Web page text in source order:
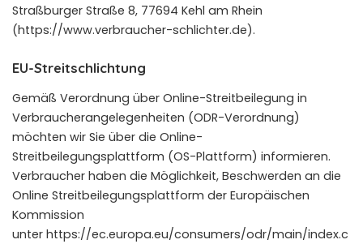
Straßburger Straße 8, 77694 Kehl am Rhein
(https://www.verbraucher-schlichter.de).
EU-Streitschlichtung
Gemäß Verordnung über Online-Streitbeilegung in
Verbraucherangelegenheiten (ODR-Verordnung)
möchten wir Sie über die Online-
Streitbeilegungsplattform (OS-Plattform) informieren.
Verbraucher haben die Möglichkeit, Beschwerden an die
Online Streitbeilegungsplattform der Europäischen
Kommission
unter https://ec.europa.eu/consumers/odr/main/index.c